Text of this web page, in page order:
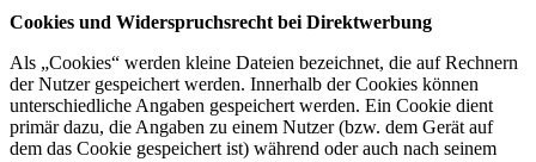
Cookies und Widerspruchsrecht bei Direktwerbung
Als „Cookies“ werden kleine Dateien bezeichnet, die auf Rechnern
der Nutzer gespeichert werden. Innerhalb der Cookies können
unterschiedliche Angaben gespeichert werden. Ein Cookie dient
primär dazu, die Angaben zu einem Nutzer (bzw. dem Gerät auf
dem das Cookie gespeichert ist) während oder auch nach seinem